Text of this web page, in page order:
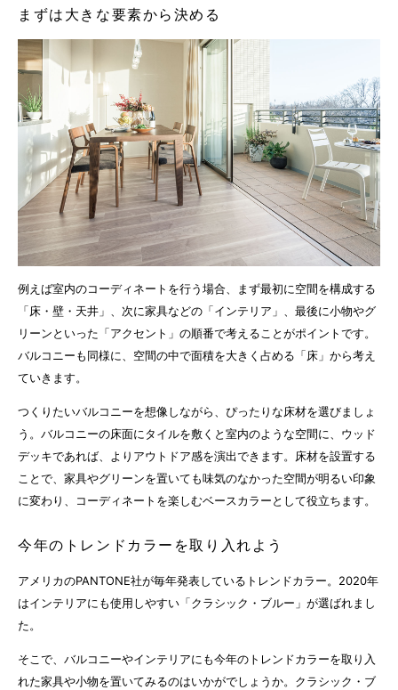
まずは大きな要素から決める
例えば室内のコーディネートを行う場合、まず最初に空間を構成する
「床・壁・天井」、次に家具などの「インテリア」、最後に小物やグ
リーンといった「アクセント」の順番で考えることがポイントです。
バルコニーも同様に、空間の中で面積を大きく占める「床」から考え
ていきます。
つくりたいバルコニーを想像しながら、ぴったりな床材を選びましょ
う。バルコニーの床面にタイルを敷くと室内のような空間に、ウッド
デッキであれば、よりアウトドア感を演出できます。床材を設置する
ことで、家具やグリーンを置いても味気のなかった空間が明るい印象
に変わり、コーディネートを楽しむベースカラーとして役立ちます。
今年のトレンドカラーを取り入れよう
アメリカのPANTONE社が毎年発表しているトレンドカラー。2020年
はインテリアにも使用しやすい「クラシック・ブルー」が選ばれまし
た。
そこで、バルコニーやインテリアにも今年のトレンドカラーを取り入
れた家具や小物を置いてみるのはいかがでしょうか。クラシック・ブ